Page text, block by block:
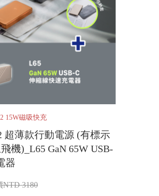
15W磁吸快充
超薄款行動電源 (有標示
機)_L65 GaN 65W USB-
器
NTD 3180